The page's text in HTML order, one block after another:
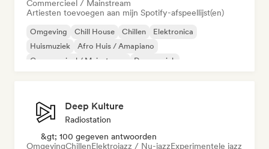
Commercieel / Mainstream
Artiesten toevoegen aan mijn Spotify-afspeellijst(en)
Omgeving Chill House Chillen
Elektronica
Huismuziek
Afro Huis / Amapiano
Commercieel / Mainstream
Dansmuziek
Deep Kulture
Radiostation
&gt; 100 gegeven antwoorden
OmgevingChillenElektrojazz / Nu-jazzExperimentele jazz